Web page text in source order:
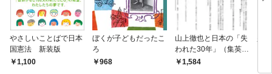
やさしいことばで日本
国憲法 新装版
1,100
ぼくが子どもだったこ
ろ
968
山上徹也と日本の「失
われた30年」（集英社
インターナショナル）
1,584